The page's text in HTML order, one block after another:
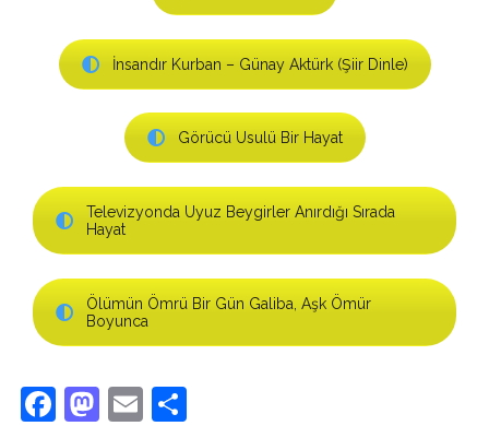
İnsandır Kurban – Günay Aktürk (Şiir Dinle)
Görücü Usulü Bir Hayat
Televizyonda Uyuz Beygirler Anırdığı Sırada
Hayat
Ölümün Ömrü Bir Gün Galiba, Aşk Ömür
Boyunca
Facebook
Mastodon
Email